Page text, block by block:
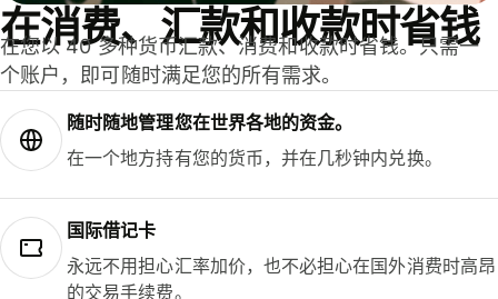
在消费、汇款和收款时省钱
在您以 40 多种货币汇款、消费和收款时省钱。只需一
个账户，即可随时满足您的所有需求。
随时随地管理您在世界各地的资金。
在一个地方持有您的货币，并在几秒钟内兑换。
国际借记卡
永远不用担心汇率加价，也不必担心在国外消费时高昂
的交易手续费。